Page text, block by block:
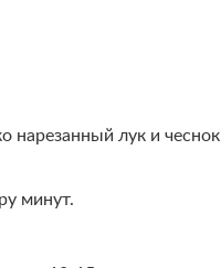
нарезанный лук и чеснок,
минут.